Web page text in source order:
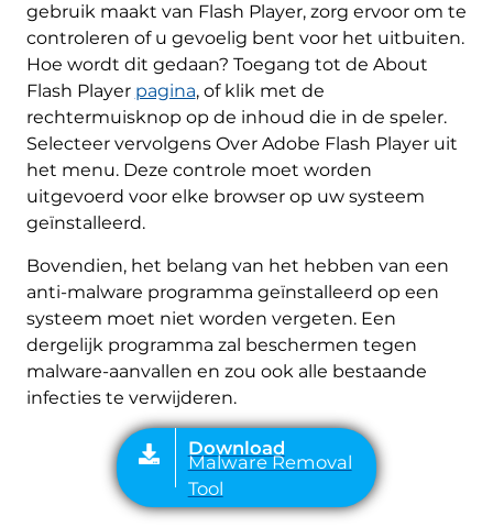
gebruik maakt van Flash Player, zorg ervoor om te
controleren of u gevoelig bent voor het uitbuiten.
Hoe wordt dit gedaan? Toegang tot de About
Flash Player pagina, of klik met de
rechtermuisknop op de inhoud die in de speler.
Selecteer vervolgens Over Adobe Flash Player uit
het menu. Deze controle moet worden
uitgevoerd voor elke browser op uw systeem
geïnstalleerd.
Bovendien, het belang van het hebben van een
anti-malware programma geïnstalleerd op een
systeem moet niet worden vergeten. Een
dergelijk programma zal beschermen tegen
malware-aanvallen en zou ook alle bestaande
infecties te verwijderen.
Download
Malware Removal
Tool